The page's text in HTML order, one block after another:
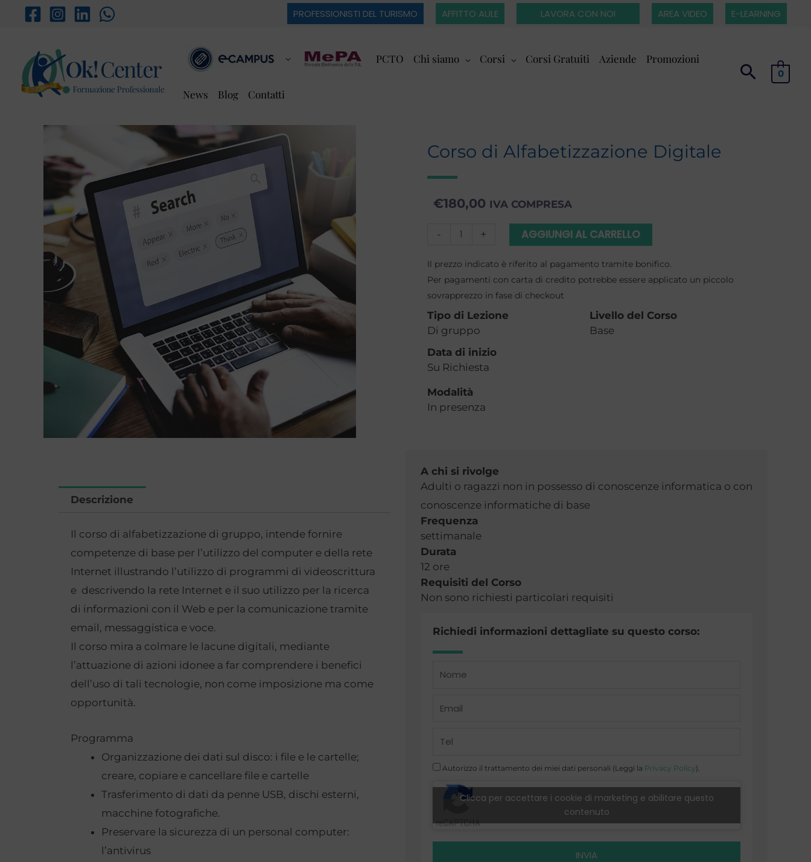
PROFESSIONISTI DEL TURISMO AFFITTO AULE LAVORA CON NOI AREA VIDEO E-LEARNING
PCTO Chi siamo Corsi Corsi Gratuiti Aziende Promozioni
News Blog Contatti
0
Corso di Alfabetizzazione Digitale
€180,00 IVA COMPRESA
-
Corso
Alfabetizzazione
Digitale
+ AGGIUNGI AL CARRELLO
Il prezzo indicato è riferito al pagamento tramite bonifico.
Per pagamenti con carta di credito potrebbe essere applicato un piccolo
sovrapprezzo in fase di checkout
Tipo di Lezione
Di gruppo
Livello del Corso
Base
Data di inizio
Su Richiesta
Modalità
In presenza
Descrizione
Il corso di alfabetizzazione di gruppo, intende fornire
competenze di base per l’utilizzo del computer e della rete
Internet illustrando l’utilizzo di programmi di videoscrittura
e descrivendo la rete Internet e il suo utilizzo per la ricerca
di informazioni con il Web e per la comunicazione tramite
email, messaggistica e voce.
Il corso mira a colmare le lacune digitali, mediante
l’attuazione di azioni idonee a far comprendere i benefici
dell’uso di tali tecnologie, non come imposizione ma come
opportunità.
Programma
Organizzazione dei dati sul disco: i file e le cartelle;
creare, copiare e cancellare file e cartelle
Trasferimento di dati da penne USB, dischi esterni,
macchine fotografiche.
Preservare la sicurezza di un personal computer:
l’antivirus
A chi si rivolge
Adulti o ragazzi non in possesso di conoscenze informatica o con
conoscenze informatiche di base
Frequenza
settimanale
Durata
12 ore
Requisiti del Corso
Non sono richiesti particolari requisiti
Richiedi informazioni dettagliate su questo corso:
Name
Email
Telefono
Autorizzo il trattamento dei miei dati personali (Leggi la Privacy Policy).
Clicca per accettare i cookie di marketing e abilitare questo
contenuto
INVIA